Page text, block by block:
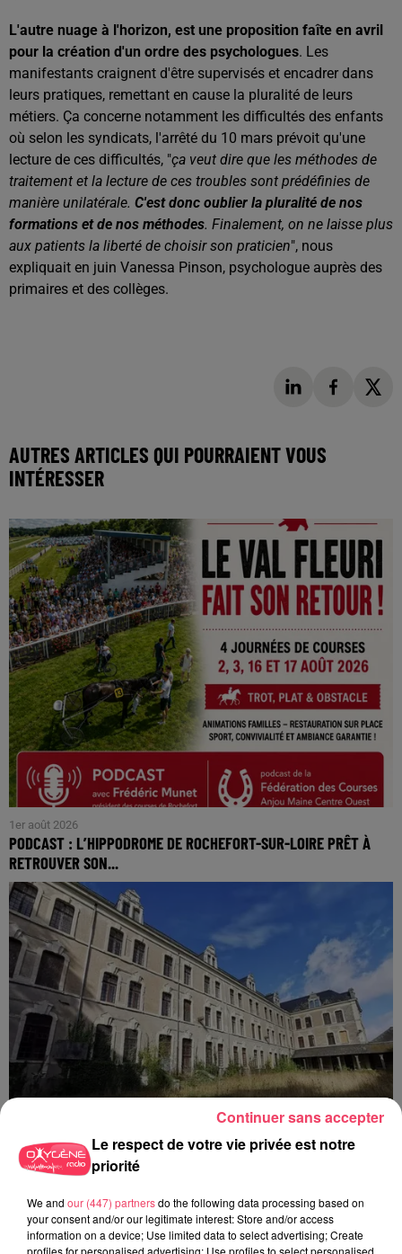
L'autre nuage à l'horizon, est une proposition faîte en avril
pour la création d'un ordre des psychologues. Les
manifestants craignent d'être supervisés et encadrer dans
leurs pratiques, remettant en cause la pluralité de leurs
métiers. Ça concerne notamment les difficultés des enfants
où selon les syndicats, l'arrêté du 10 mars prévoit qu'une
lecture de ces difficultés, "ça veut dire que les méthodes de
traitement et la lecture de ces troubles sont prédéfinies de
manière unilatérale. C'est donc oublier la pluralité de nos
formations et de nos méthodes. Finalement, on ne laisse plus
aux patients la liberté de choisir son praticien", nous
expliquait en juin Vanessa Pinson, psychologue auprès des
primaires et des collèges.
AUTRES ARTICLES QUI POURRAIENT VOUS
INTÉRESSER
1er août 2026
PODCAST : L’HIPPODROME DE ROCHEFORT-SUR-LOIRE PRÊT À
RETROUVER SON...
COMBRÉE. AGRESSIONS SEXUELLES À L'ANCIEN COLLÈGE : UN
HOMME ENTENDU...
Le respect de votre vie privée est notre
priorité
We and our (447) partnersdo the following data processing based on
your consent and/or our legitimate interest: Store and/or access
information on a device; Use limited data to select advertising; Create
profiles for personalised advertising; Use profiles to select personalised
Continuer sans accepter